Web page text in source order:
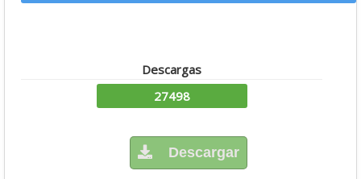
Descargas
27498
Descargar